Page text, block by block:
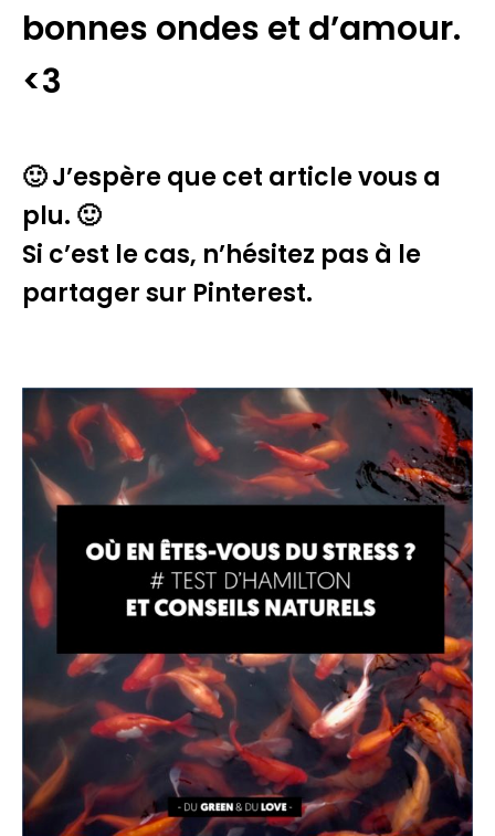
bonnes ondes et d’amour.
<3
🙂 J’espère que cet article vous a
plu. 🙂
Si c’est le cas, n’hésitez pas à le
partager sur Pinterest.